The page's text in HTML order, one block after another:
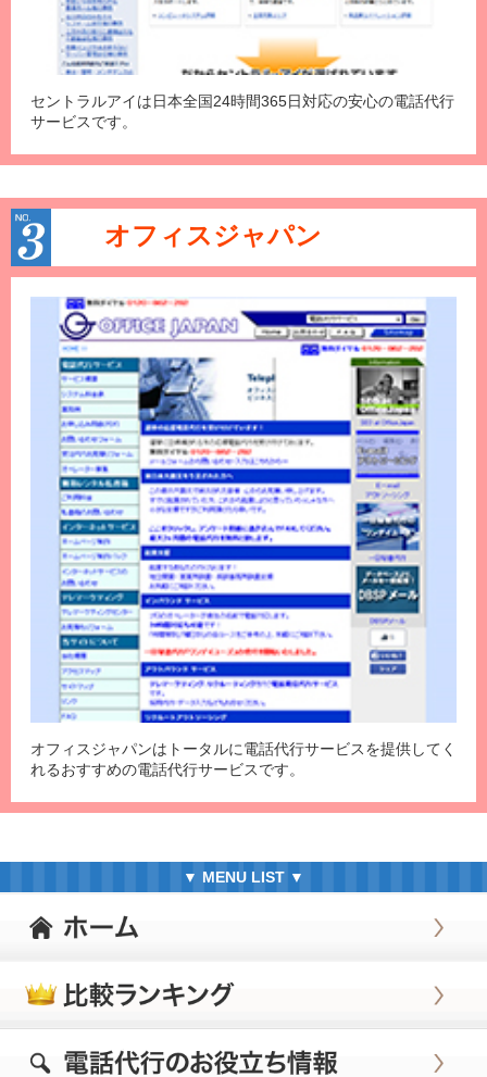
セントラルアイは日本全国24時間365日対応の安心の電話代行
サービスです。
オフィスジャパン
オフィスジャパンはトータルに電話代行サービスを提供してく
れるおすすめの電話代行サービスです。
▼ MENU LIST ▼